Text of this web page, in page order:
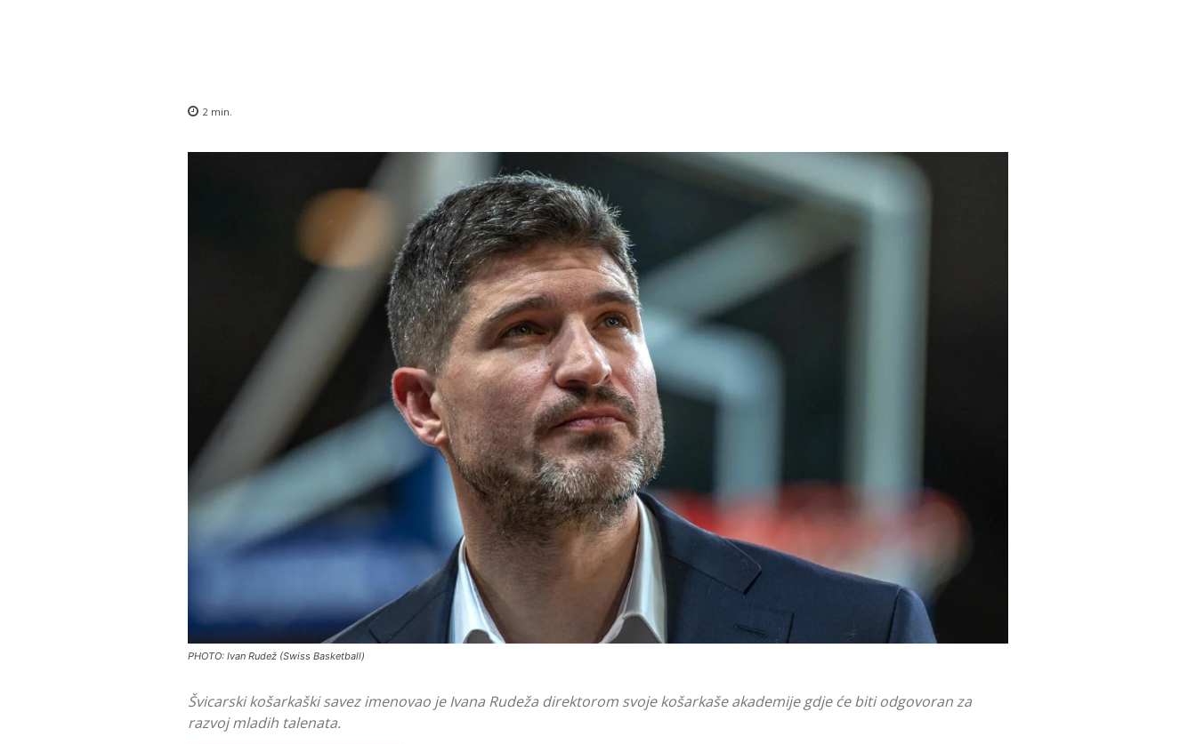
2 min.
PHOTO: Ivan Rudež (Swiss Basketball)
Švicarski košarkaški savez imenovao je Ivana Rudeža direktorom svoje košarkaše akademije gdje će biti odgovoran za
razvoj mladih talenata.